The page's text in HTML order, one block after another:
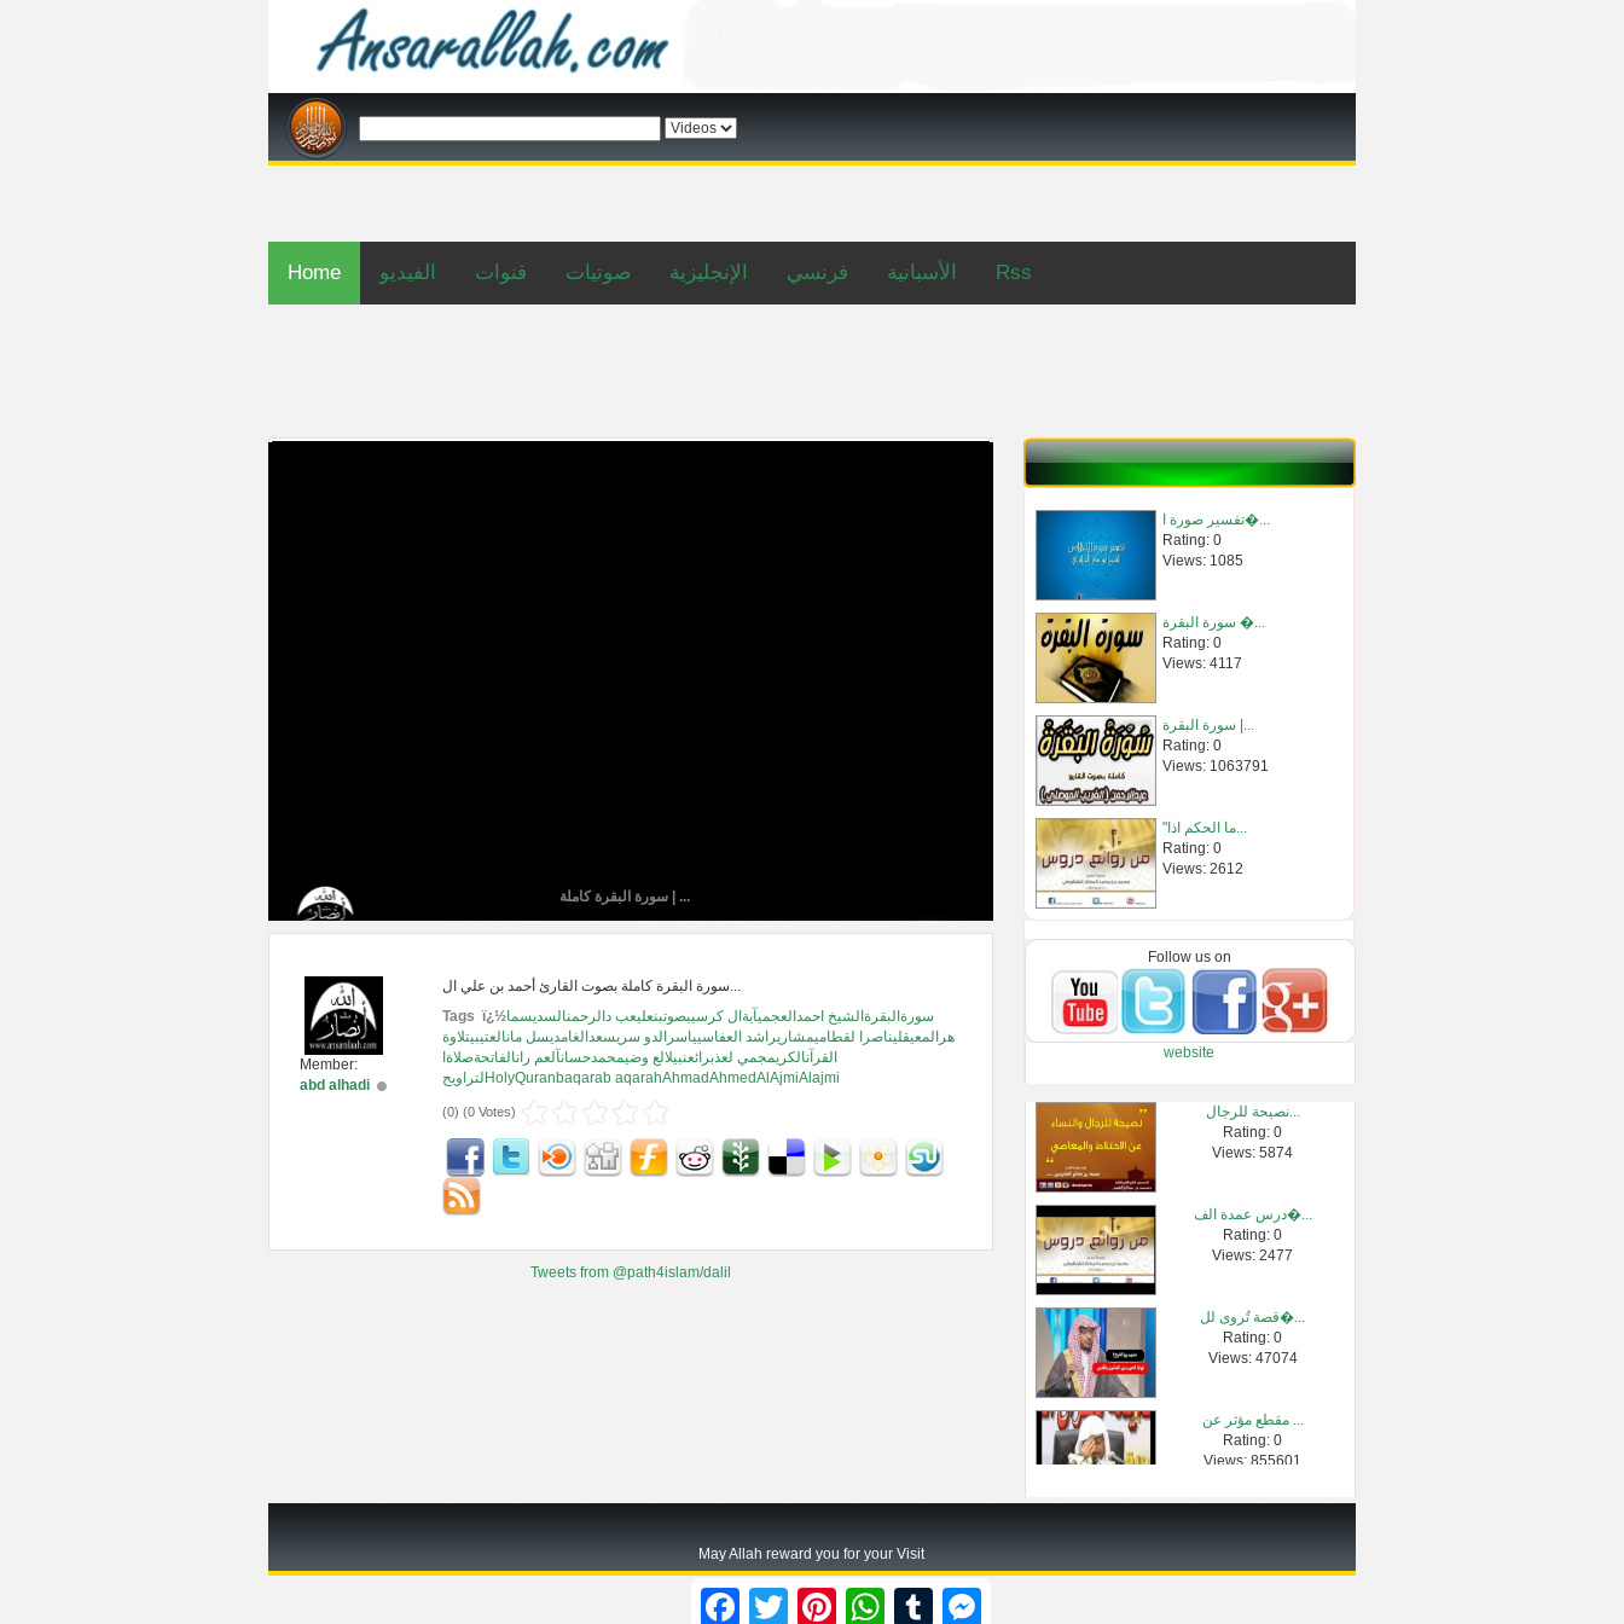
Home الفيديو قنوات صوتيات الإنجليزية فرنسي الأسبانية Rss
سورة البقرة كاملة | ...
Member:
abd alhadi
سورة البقرة كاملة بصوت القارئ أحمد بن علي ال...
Tags ï¿½سورةالبقرةالشيخ احمدالعجميآيةال كرسيبصوتبنعليعب دالرحمنالسديسما
هرالمعيقليناصرا لقطاميمشاريراشد العفاسيياسرالدو سريسعدالغامديسل مانالعتيبيتلاوة
القرآنالكريمجمي لعذبرائعنبيلالع وضيمحمدحسانآلعم رانالفاتحةصلاةا
لتراويحHolyQuranbaqarab aqarahAhmadAhmedAlAjmiAlajmi
(0) (0 Votes)
Tweets from @path4islam/dalil
تفسير صورة ا�...
Rating: 0
Views: 1085
سورة البقرة �...
Rating: 0
Views: 4117
سورة البقرة |...
Rating: 0
Views: 1063791
"ما الحكم اذا...
Rating: 0
Views: 2612
Rating: 0
Views: 10545
تفسير سورة ا�...
Rating: 0
القران الكري...
Rating: 0
فتاوي الشيخ �...
Rating: 0
طارق السويدا...
Rating: 0
حكم تغطية ال�...
Rating: 0
Follow us on
website
نصيحة للرجال...
Rating: 0
Views: 5874
درس عمدة الف�...
Rating: 0
Views: 2477
قصة تُروى لل�...
Rating: 0
Views: 47074
مقطع مؤثر عن ...
Rating: 0
Views: 855601
May Allah reward you for your Visit
FacebookTwitter Pinterest WhatsAppTumblr